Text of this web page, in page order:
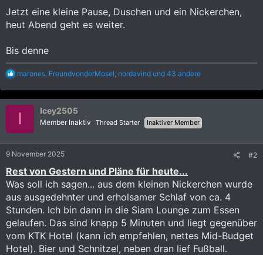
Jetzt eine kleine Pause, Duschen und ein Nickerchen,
heut Abend geht es weiter.
Bis denne
R
a
k
n
marones FreundvonderMosel nordavind und 43 andere
I Icey2505
Member Inaktiv Thread Starter Inaktiver Member
9 November 2025 #2
Rest von Gestern und Pläne für heute...
Was soll ich sagen... aus dem kleinen Nickerchen wurde
aus ausgedehnter und erholsamer Schlaf von ca. 4
Stunden. Ich bin dann in die Siam Lounge zum Essen
gelaufen. Das sind knapp 5 Minuten und liegt gegenüber
vom KTK Hotel (kann ich empfehlen, nettes Mid-Budget
Hotel). Bier und Schnitzel, neben dran lief Fußball.